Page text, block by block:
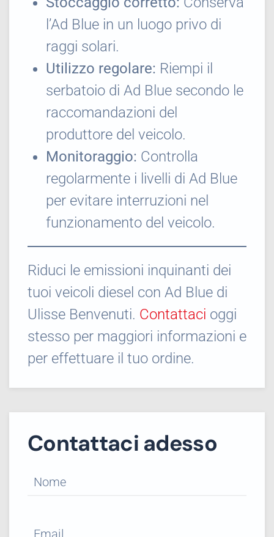
l’Ad Blue in un luogo privo di
raggi solari.
Utilizzo regolare: Riempi il
serbatoio di Ad Blue secondo le
raccomandazioni del
produttore del veicolo.
Monitoraggio: Controlla
regolarmente i livelli di Ad Blue
per evitare interruzioni nel
funzionamento del veicolo.
Riduci le emissioni inquinanti dei
tuoi veicoli diesel con Ad Blue di
Ulisse Benvenuti. Contattaci oggi
stesso per maggiori informazioni e
per effettuare il tuo ordine.
Contattaci adesso